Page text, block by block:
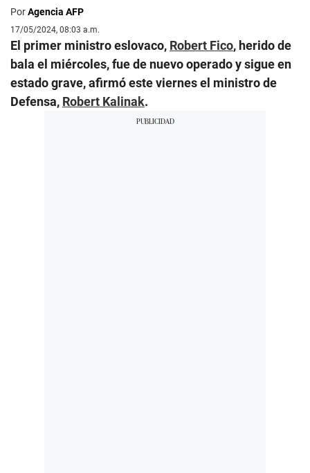
PorAgencia AFP
17/05/2024, 08:03 a.m.
El primer ministro eslovaco, Robert Fico, herido de
bala el miércoles, fue de nuevo operado y sigue en
estado grave, afirmó este viernes el ministro de
Defensa, Robert Kalinak.